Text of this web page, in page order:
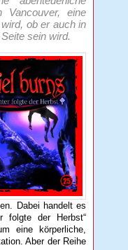
eine
ob er auch in
sein wird.
Dabei handelt es
der Herbst“
eine körperliche,
Aber der Reihe